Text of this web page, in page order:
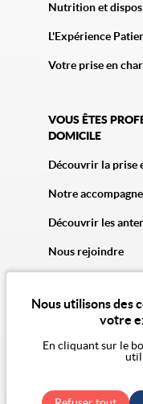
Nous utilisons des
votre
En cliquant sur le
Nutrition et
L'Expérience
Votre prise en
VOUS ÊTES
DOMICILE
Découvrir la prise
Notre
Découvrir les
Nous rejoindre
©
Notre vision de